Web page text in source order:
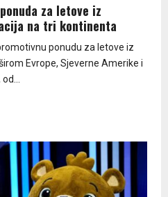
za letove iz
na tri kontinenta
ponudu za letove iz
Evrope, Sjeverne Amerike i